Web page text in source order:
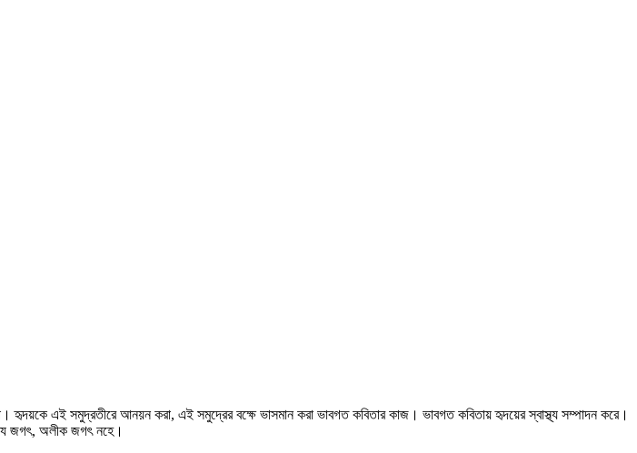
এই সমুদ্রতীরে আনয়ন করা, এই সমুদ্রের বক্ষে ভাসমান করা ভাবগত কবিতার কাজ। ভাবগত কবিতায় হৃদয়ের স্বাস্থ্য সম্পাদন করে।
জগৎ, অলীক জগৎ নহে।